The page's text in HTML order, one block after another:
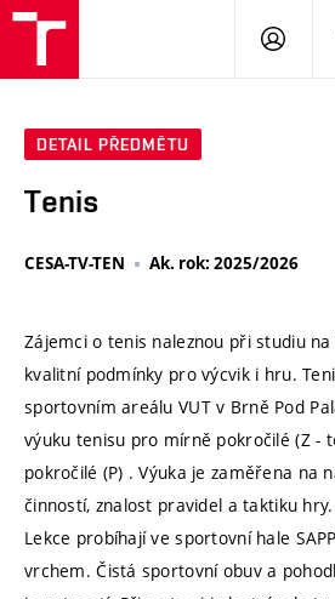
DETAIL PŘEDMĚTU
Tenis
CESA-TV-TEN Ak. rok: 2025/2026
Zájemci o tenis naleznou při studiu
kvalitní podmínky pro výcvik i hru.
sportovním areálu VUT v Brně Pod
výuku tenisu pro mírně pokročilé (Z -
pokročilé (P) . Výuka je zaměřena na
činností, znalost pravidel a taktiku hry.
Lekce probíhají ve sportovní hale
vrchem. Čistá sportovní obuv a